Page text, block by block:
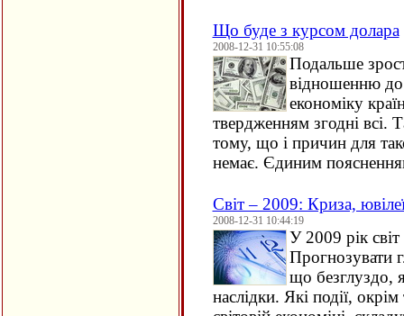
Що буде з курсом долара
2008-12-31 10:55:08
Подальше
відношенню до
економіку
твердженням згодні всі.
тому, що і причин для
немає. Єдиним
Світ – 2009: Криза,
2008-12-31 10:44:19
У 2009 рік
Прогнозувати
що безглуздо,
наслідки. Які події,